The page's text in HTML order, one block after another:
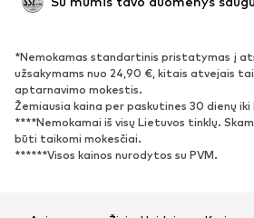
BATAI
Naujienos
Sportbačiai
Aulinukai
Batai su kulniukais
Auliniai
*Nemokamas standartinis pristatymas į
užsakymams nuo 24,90 €, kitais atvejais
aptarnavimo mokestis.
Žemiausia kaina per paskutines 30 dienų iki
****Nemokamai iš visų Lietuvos tinklų.
būti taikomi mokesčiai.
******Visos kainos nurodytos su PVM.